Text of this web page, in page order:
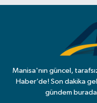
Manisa'nın güncel,
Haber’de! Son dakika
gündem